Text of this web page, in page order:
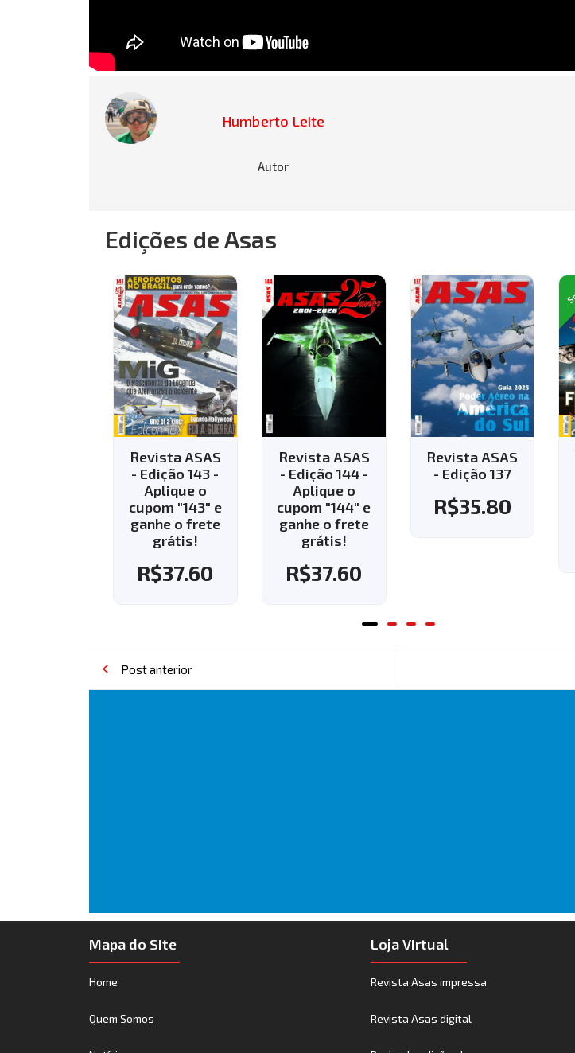
Humberto Leite
Autor
Edições de Asas
Revista ASAS
- Edição 144 -
Aplique o
cupom "144" e
ganhe o frete
grátis!
R$37.60
Revista ASAS
- Edição 137
R$35.80
Sale!
Revista ASAS
- Edição 118
R$26.70
Post anterior
Mapa do Site
Home
Quem Somos
Loja Virtual
Revista Asas impressa
Revista Asas digital